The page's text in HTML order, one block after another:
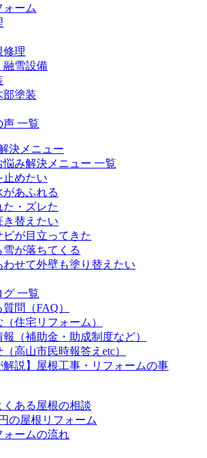
ォーム
修理
融雪設備
部塗装
声 一覧
決メニュー
悩み解決メニュー 一覧
止めたい
があふれる
た・ズレた
き替えたい
ビが目立ってきた
雪が落ちてくる
わせて外壁も塗り替えたい
グ 一覧
問（FAQ）
住宅リフォーム）
（補助金・助成制度など）
高山市民時報答えetc）
解説】屋根工事・リフォームの事
くある屋根の相談
の屋根リフォーム
ォームの流れ